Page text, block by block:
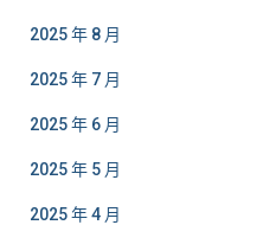
2025 年 8 月
2025 年 7 月
2025 年 6 月
2025 年 5 月
2025 年 4 月